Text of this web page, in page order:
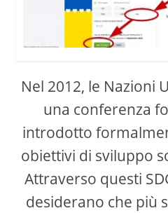
Nel 2012, le Nazioni
una conferenza
introdotto
obiettivi di sviluppo
Attraverso questi
desiderano che più